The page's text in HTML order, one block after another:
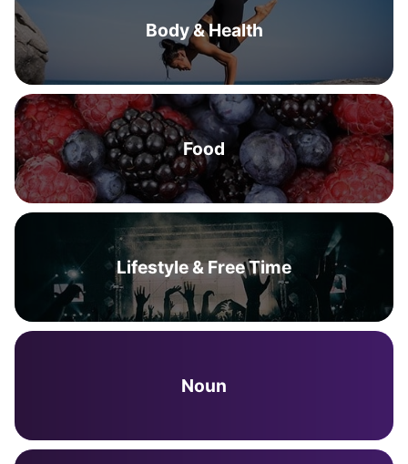
Body & Health
Food
Lifestyle & Free Time
Noun